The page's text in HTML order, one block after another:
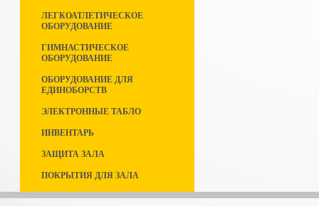
ЛЕГКОАТЛЕТИЧЕСКОЕ
ОБОРУДОВАНИЕ
ГИМНАСТИЧЕСКОЕ
ОБОРУДОВАНИЕ
ОБОРУДОВАНИЕ ДЛЯ
ЕДИНОБОРСТВ
ЭЛЕКТРОННЫЕ ТАБЛО
ИНВЕНТАРЬ
ЗАЩИТА ЗАЛА
ПОКРЫТИЯ ДЛЯ ЗАЛА